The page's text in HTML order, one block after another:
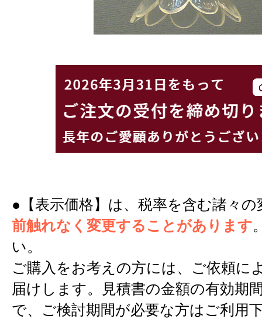
●【表示価格】は、税率を含む諸々
前触れなく変更することがあります
い。
ご購入をお考えの方には、ご依頼に
届けします。見積書の金額の有効期
で、ご検討期間が必要な方はご利用